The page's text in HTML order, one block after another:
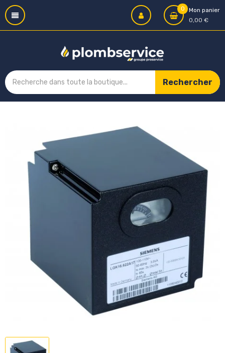
0
Mon panier
0,00 €
Rechercher